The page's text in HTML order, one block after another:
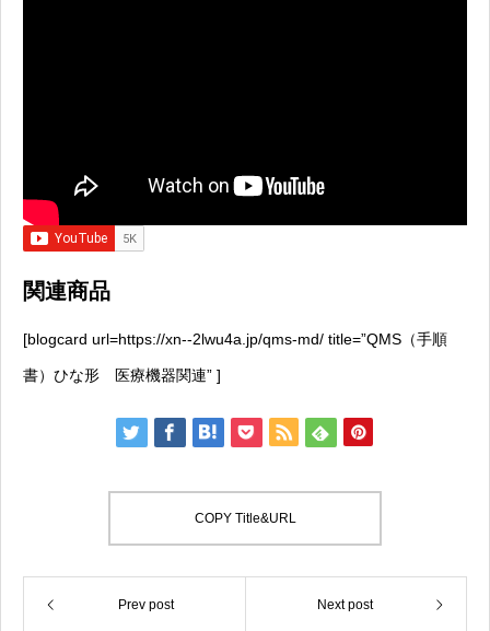
関連商品
[blogcard url=https://xn--2lwu4a.jp/qms-md/ title=”QMS（手順
書）ひな形 医療機器関連” ]
COPY Title&URL
Prev post Next post